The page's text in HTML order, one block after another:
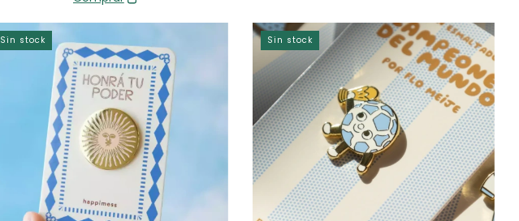
Sin stock Sin stock